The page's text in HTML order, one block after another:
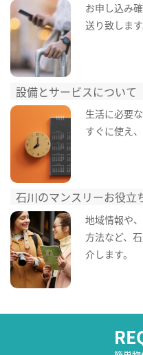
お申し込み
送り致します
設備とサービスについて
生活に必要
すぐに使え
石川のマンスリーお役立
地域情報や
方法など、
介します。